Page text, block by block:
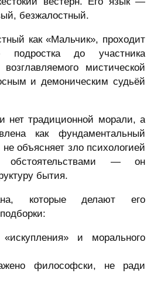
безжалостный.
как «Мальчик», проходит
подростка до участника
мистической
и демоническим судьёй
нет традиционной морали, а
как фундаментальный
объясняет зло психологией
обстоятельствами — он
бытия.
которые делают его
и морального
философски, не ради